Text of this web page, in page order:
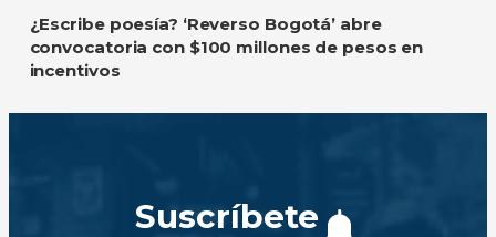
¿Escribe poesía? ‘Reverso Bogotá’ abre
convocatoria con $100 millones de pesos en
incentivos
Suscríbete